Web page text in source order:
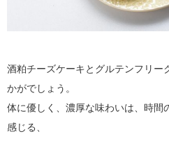
酒粕チーズケーキとグルテンフリー
かがでしょう。
体に優しく、濃厚な味わいは、時間
感じる、